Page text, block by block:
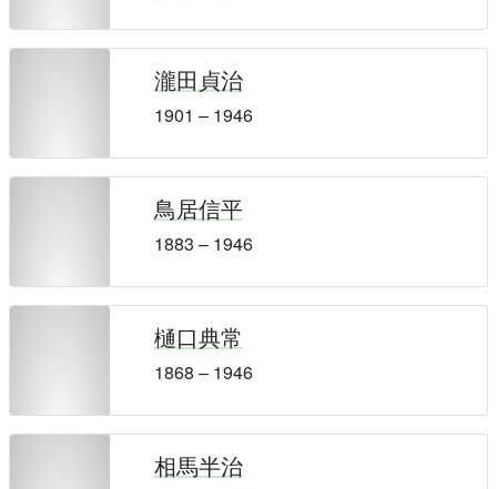
瀧田貞治
1901 – 1946
鳥居信平
1883 – 1946
樋口典常
1868 – 1946
相馬半治